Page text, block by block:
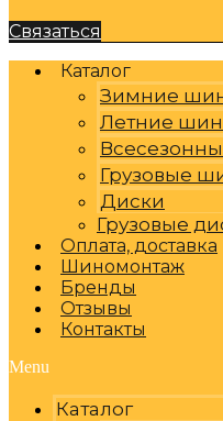
Связаться
Каталог
Зимние
Летние
Грузовые
Диски
Грузовые
Оплата, доставка
Шиномонтаж
Бренды
Отзывы
Контакты
Menu
Каталог